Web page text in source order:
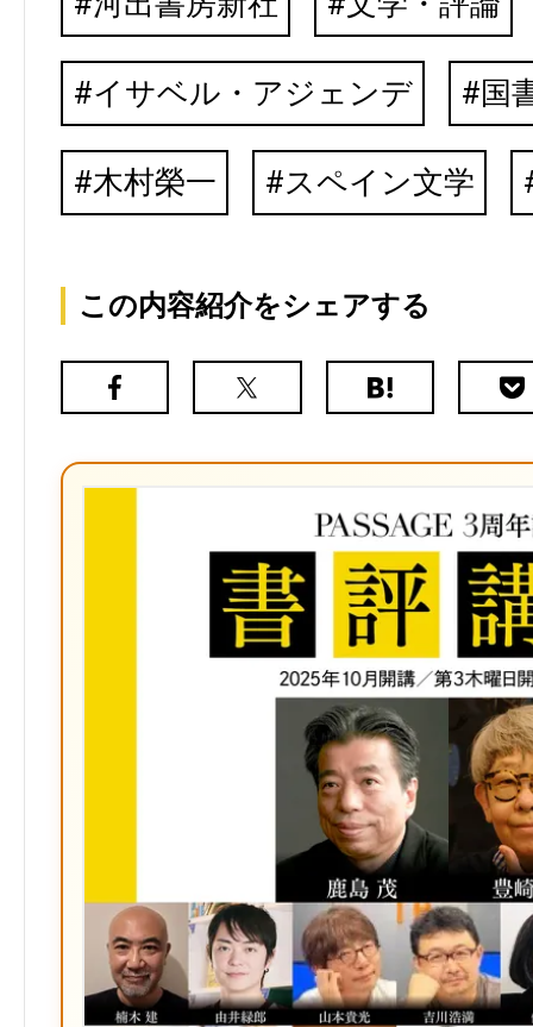
イサベル・アジェンデ 国
木村榮一 スペイン文学
この内容紹介をシェアする
Facebook
X（旧
は
ク
マ
ー
ク